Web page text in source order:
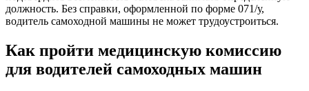
должность. Без справки, оформленной по форме 071/у,
водитель самоходной машины не может трудоустроиться.
Как пройти медицинскую комиссию
для водителей самоходных машин